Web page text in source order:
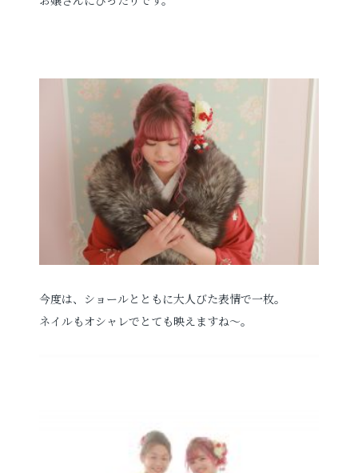
今度は、ショールとともに大人びた表情で一枚。
ネイルもオシャレでとても映えますね～。